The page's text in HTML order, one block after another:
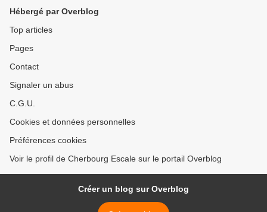
Hébergé par Overblog
Top articles
Pages
Contact
Signaler un abus
C.G.U.
Cookies et données personnelles
Préférences cookies
Voir le profil de Cherbourg Escale sur le portail Overblog
Créer un blog sur Overblog